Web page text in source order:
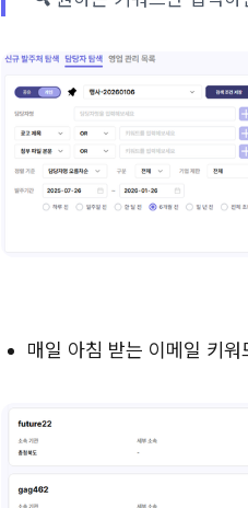
매일 아침 받는 이메일 키